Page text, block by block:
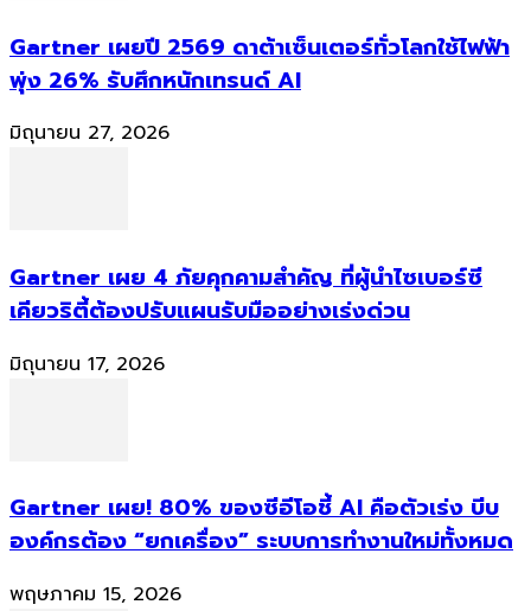
Gartner เผยปี 2569 ดาต้าเซ็นเตอร์ทั่วโลกใช้ไฟฟ้า
พุ่ง 26% รับศึกหนักเทรนด์ AI
มิถุนายน 27, 2026
Gartner เผย 4 ภัยคุกคามสำคัญ ที่ผู้นำไซเบอร์ซี
เคียวริตี้ต้องปรับแผนรับมืออย่างเร่งด่วน
มิถุนายน 17, 2026
Gartner เผย! 80% ของซีอีโอชี้ AI คือตัวเร่ง บีบ
องค์กรต้อง “ยกเครื่อง” ระบบการทำงานใหม่ทั้งหมด
พฤษภาคม 15, 2026